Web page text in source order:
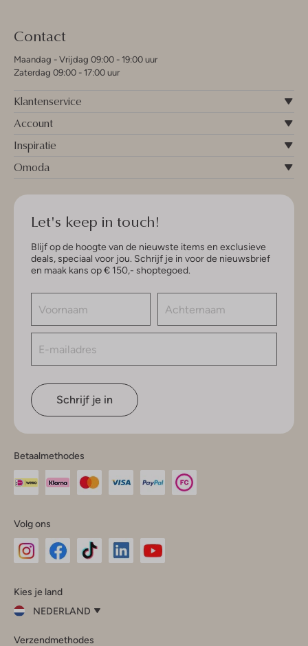
Contact
Maandag - Vrijdag 09:00 - 19:00 uur
Zaterdag 09:00 - 17:00 uur
Klantenservice
Account
Inspiratie
Omoda
Let's keep in touch!
Blijf op de hoogte van de nieuwste items en exclusieve
deals, speciaal voor jou. Schrijf je in voor de nieuwsbrief
en maak kans op € 150,- shoptegoed.
Schrijf je in
Betaalmethodes
Volg ons
InstagramFacebook
Kies je land
NEDERLAND
je
Verzendmethodes